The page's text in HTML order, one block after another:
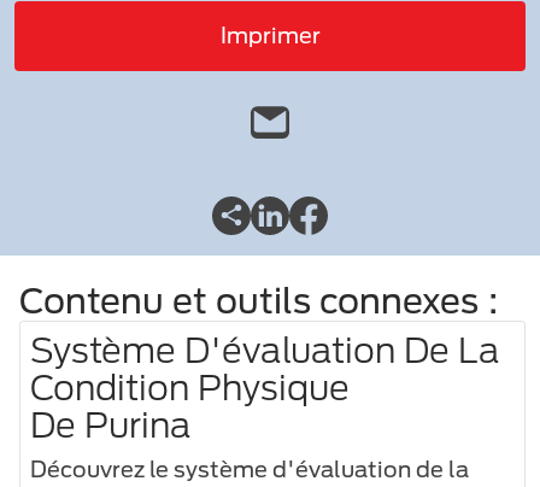
Imprimer
Contenu et outils connexes :
Système D'évaluation De La
Condition Physique
De Purina
Découvrez le système d'évaluation de la